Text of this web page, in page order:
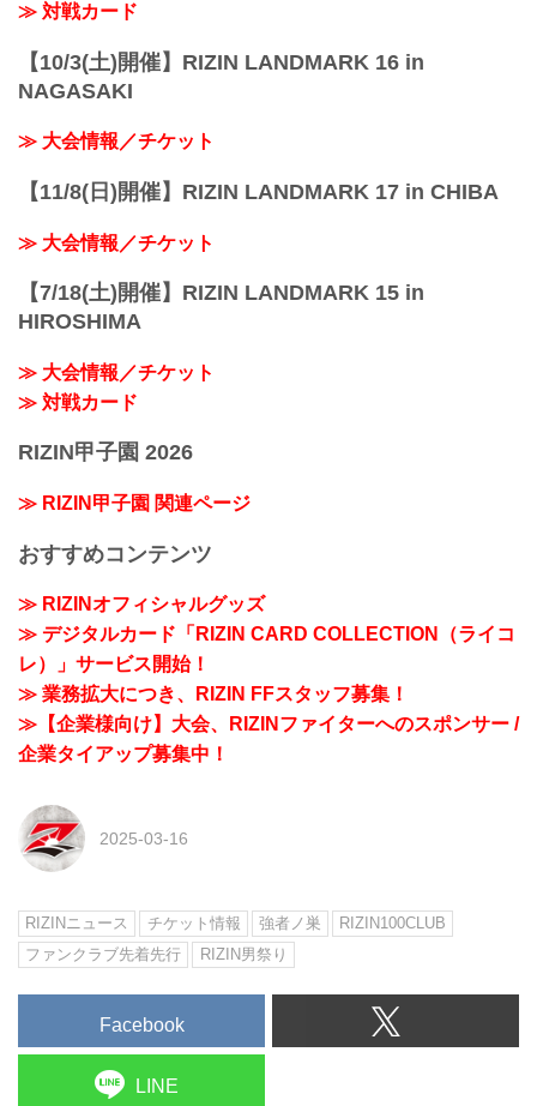
≫ 対戦カード
【10/3(土)開催】RIZIN LANDMARK 16 in
NAGASAKI
≫ 大会情報／チケット
【11/8(日)開催】RIZIN LANDMARK 17 in CHIBA
≫ 大会情報／チケット
【7/18(土)開催】RIZIN LANDMARK 15 in
HIROSHIMA
≫ 大会情報／チケット
≫ 対戦カード
RIZIN甲子園 2026
≫ RIZIN甲子園 関連ページ
おすすめコンテンツ
≫ RIZINオフィシャルグッズ
≫ デジタルカード「RIZIN CARD COLLECTION（ライコ
レ）」サービス開始！
≫ 業務拡大につき、RIZIN FFスタッフ募集！
≫【企業様向け】大会、RIZINファイターへのスポンサー /
企業タイアップ募集中！
2025-03-16
RIZINニュース チケット情報 強者ノ巣
RIZIN100CLUB
ファンクラブ先着先行
RIZIN男祭り
Facebook
LINE